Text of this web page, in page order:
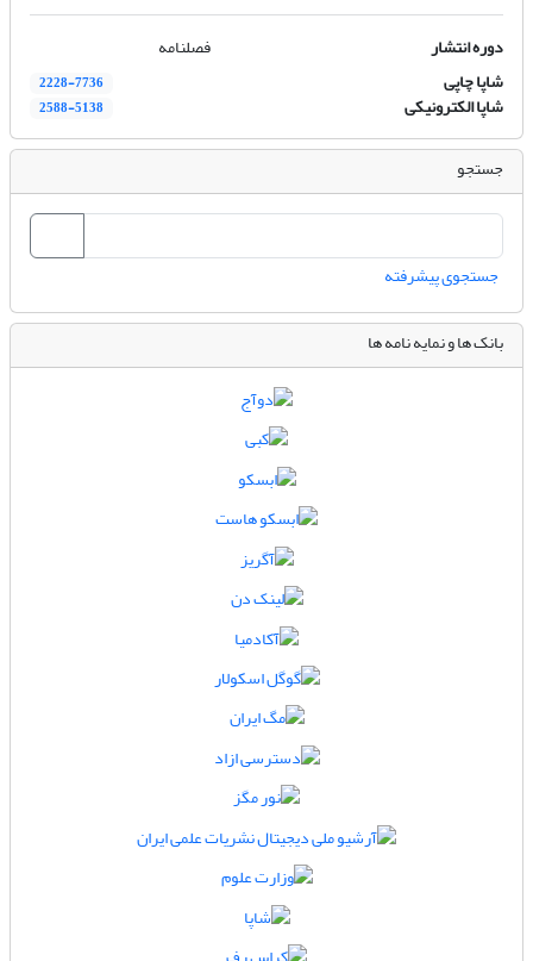
دوره انتشار
فصلنامه
شاپا چاپی
2228-7736
شاپا الکترونیکی 2588-5138
جستجو
جستجوی پیشرفته
بانک ها و نمایه نامه ها